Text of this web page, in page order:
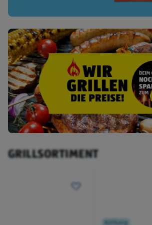
GRILLSORTIMENT
Kühlung